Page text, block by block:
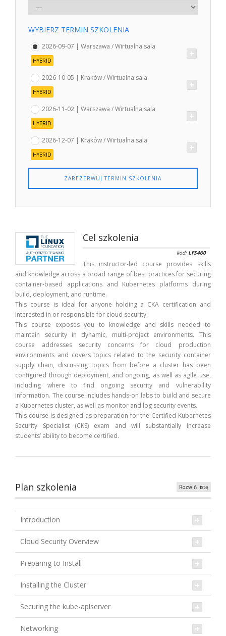
WYBIERZ TERMIN SZKOLENIA
2026-09-07 | Warszawa / Wirtualna sala
HYBRID
2026-10-05 | Kraków / Wirtualna sala
HYBRID
2026-11-02 | Warszawa / Wirtualna sala
HYBRID
2026-12-07 | Kraków / Wirtualna sala
HYBRID
ZAREZERWUJ TERMIN SZKOLENIA
Cel szkolenia
kod: LFS460
This instructor-led course provides skills
and knowledge across a broad range of best practices for securing
container-based applications and Kubernetes platforms during
build, deployment, and runtime.
This course is ideal for anyone holding a CKA certification and
interested in or responsible for cloud security.
This course exposes you to knowledge and skills needed to
maintain security in dynamic, multi-project environments. This
course addresses security concerns for cloud production
environments and covers topics related to the security container
supply chain, discussing topics from before a cluster has been
configured through deployment, and ongoing, as well as agile use,
including where to find ongoing security and vulnerability
information. The course includes hands-on labs to build and secure
a Kubernetes cluster, as well as monitor and log security events.
This course is designed as preparation for the Certified Kubernetes
Security Specialist (CKS) exam and will substantially increase
students’ ability to become certified.
Plan szkolenia Rozwiń listę
Introduction
Cloud Security Overview
Preparing to Install
Installing the Cluster
Securing the kube-apiserver
Networking